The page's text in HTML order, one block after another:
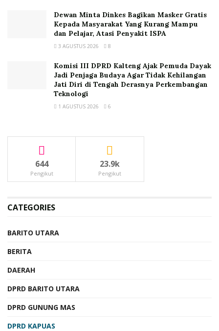
Dewan Minta Dinkes Bagikan Masker Gratis
Kepada Masyarakat Yang Kurang Mampu
dan Pelajar, Atasi Penyakit ISPA
3 AGUSTUS 2026 8
Komisi III DPRD Kalteng Ajak Pemuda Dayak
Jadi Penjaga Budaya Agar Tidak Kehilangan
Jati Diri di Tengah Derasnya Perkembangan
Teknologi
1 AGUSTUS 2026 6
644
Pengikut
23.9k
Pengikut
CATEGORIES
BARITO UTARA
BERITA
DAERAH
DPRD BARITO UTARA
DPRD GUNUNG MAS
DPRD KAPUAS